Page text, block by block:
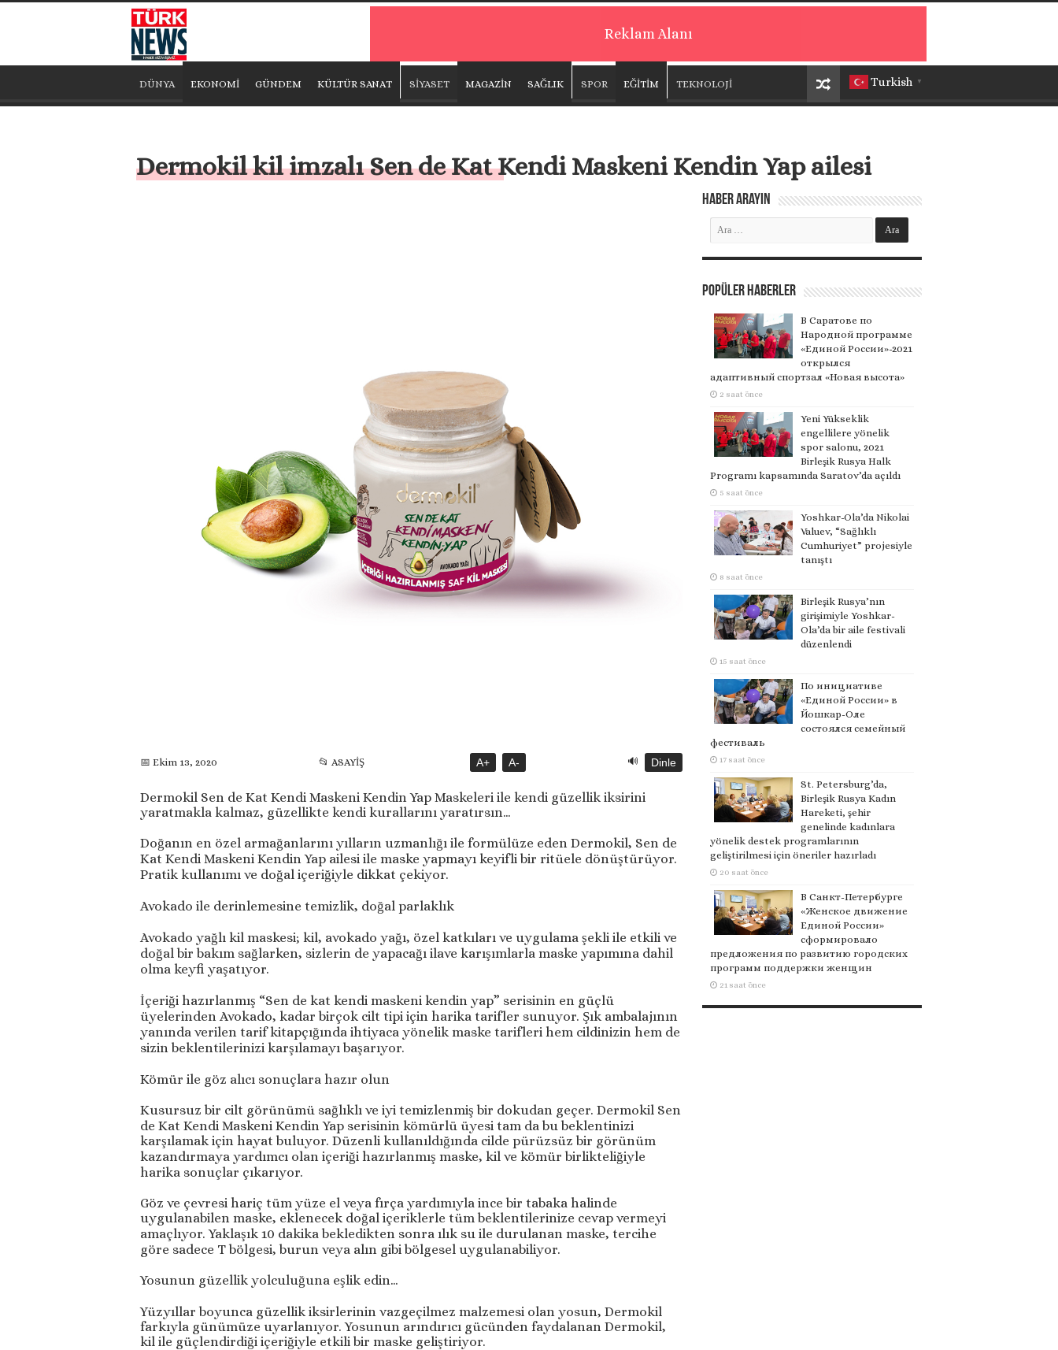
Reklam Alanı
Turkish ▼
DÜNYA EKONOMİ GÜNDEM KÜLTÜR SANAT SİYASET MAGAZİN SAĞLIK SPOR EĞİTİM TEKNOLOJİ
Dermokil kil imzalı Sen de Kat Kendi Maskeni Kendin Yap ailesi
📅 Ekim 13, 2020 📂 ASAYİŞ A+ A- 🔊 Dinle
Dermokil Sen de Kat Kendi Maskeni Kendin Yap Maskeleri ile kendi güzellik iksirini
yaratmakla kalmaz, güzellikte kendi kurallarını yaratırsın…
Doğanın en özel armağanlarını yılların uzmanlığı ile formülüze eden Dermokil, Sen de
Kat Kendi Maskeni Kendin Yap ailesi ile maske yapmayı keyifli bir ritüele dönüştürüyor.
Pratik kullanımı ve doğal içeriğiyle dikkat çekiyor.
Avokado ile derinlemesine temizlik, doğal parlaklık
Avokado yağlı kil maskesi; kil, avokado yağı, özel katkıları ve uygulama şekli ile etkili ve
doğal bir bakım sağlarken, sizlerin de yapacağı ilave karışımlarla maske yapımına dahil
olma keyfi yaşatıyor.
İçeriği hazırlanmış “Sen de kat kendi maskeni kendin yap” serisinin en güçlü
üyelerinden Avokado, kadar birçok cilt tipi için harika tarifler sunuyor. Şık ambalajının
yanında verilen tarif kitapçığında ihtiyaca yönelik maske tarifleri hem cildinizin hem de
sizin beklentilerinizi karşılamayı başarıyor.
Kömür ile göz alıcı sonuçlara hazır olun
Kusursuz bir cilt görünümü sağlıklı ve iyi temizlenmiş bir dokudan geçer. Dermokil Sen
de Kat Kendi Maskeni Kendin Yap serisinin kömürlü üyesi tam da bu beklentinizi
karşılamak için hayat buluyor. Düzenli kullanıldığında cilde pürüzsüz bir görünüm
kazandırmaya yardımcı olan içeriği hazırlanmış maske, kil ve kömür birlikteliğiyle
harika sonuçlar çıkarıyor.
Göz ve çevresi hariç tüm yüze el veya fırça yardımıyla ince bir tabaka halinde
uygulanabilen maske, eklenecek doğal içeriklerle tüm beklentilerinize cevap vermeyi
amaçlıyor. Yaklaşık 10 dakika bekledikten sonra ılık su ile durulanan maske, tercihe
göre sadece T bölgesi, burun veya alın gibi bölgesel uygulanabiliyor.
Yosunun güzellik yolculuğuna eşlik edin…
Yüzyıllar boyunca güzellik iksirlerinin vazgeçilmez malzemesi olan yosun, Dermokil
farkıyla günümüze uyarlanıyor. Yosunun arındırıcı gücünden faydalanan Dermokil,
kil ile güçlendirdiği içeriğiyle etkili bir maske geliştiriyor.
Haber Arayın
Popüler Haberler
В Саратове по
Народной программе
«Единой России»-2021
открылся
адаптивный спортзал «Новая высота»
2 saat önce
Yeni Yükseklik
engellilere yönelik
spor salonu, 2021
Birleşik Rusya Halk
Programı kapsamında Saratov’da açıldı
5 saat önce
Yoshkar-Ola’da Nikolai
Valuev, “Sağlıklı
Cumhuriyet” projesiyle
tanıştı
8 saat önce
Birleşik Rusya’nın
girişimiyle Yoshkar-
Ola’da bir aile festivali
düzenlendi
15 saat önce
По инициативе
«Единой России» в
Йошкар-Оле
состоялся семейный
фестиваль
17 saat önce
St. Petersburg’da,
Birleşik Rusya Kadın
Hareketi, şehir
genelinde kadınlara
yönelik destek programlarının
geliştirilmesi için öneriler hazırladı
20 saat önce
В Санкт-Петербурге
«Женское движение
Единой России»
сформировало
предложения по развитию городских
программ поддержки женщин
21 saat önce